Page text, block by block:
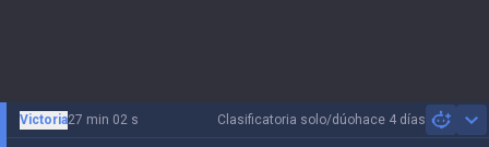
Clasificatoria solo/dúohace 4 días
Victoria27 min 02 s